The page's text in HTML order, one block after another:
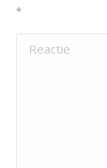
*
Reactie